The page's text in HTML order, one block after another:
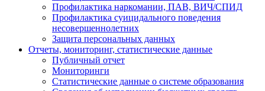
Профилактика наркомании, ПАВ, ВИЧ/СПИД
Профилактика суицидального поведения
несовершеннолетних
Защита персональных данных
Отчеты, мониторинг, статистические данные
Публичный отчет
Мониторинги
Статистические данные о системе образования